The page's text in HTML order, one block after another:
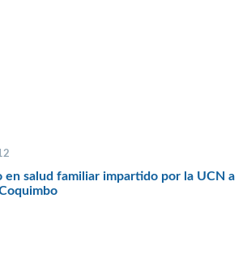
en salud familiar impartido por la UCN a